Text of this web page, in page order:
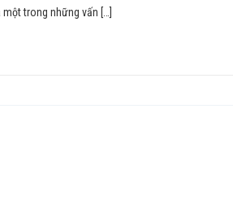
trong những vấn […]